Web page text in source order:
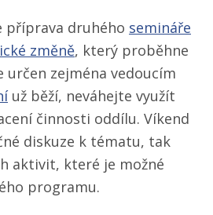
příprava druhého semináře
změně, který proběhne
určen zejména vedoucím
už běží, neváhejte využít
činnosti oddílu. Víkend
diskuze k tématu, tak
aktivit, které je možné
programu.